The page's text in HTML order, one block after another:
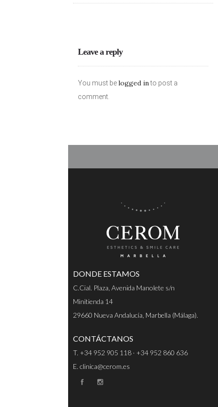
Leave a reply
You must belogged into post a
comment.
DONDE ESTAMOS
C.Cial. Plaza, Avenida Manolete s/n
Minitienda 14
29660 Nueva Andalucía, Marbella (Málaga).
CONTÁCTANOS
T. +34 952 905 118 · +34 952 860 636
E. clinica@cerom.es